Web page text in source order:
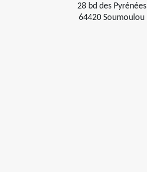
28 bd des Pyrénées
64420 Soumoulou